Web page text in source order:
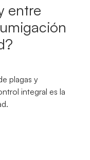
entre
plagas y
integral es la